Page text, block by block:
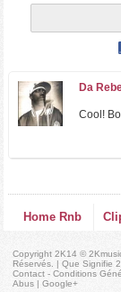
Da
Cool!
Home Rnb
Copyright 2K14 ©
Réservés . |Que Signifie
Contact - Conditions
Abus |Google+